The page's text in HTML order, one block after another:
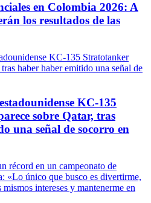
en Colombia 2026: A
los resultados de las
KC-135
sobre Qatar, tras
una señal de socorro en